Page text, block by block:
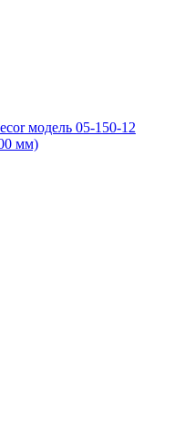
модель 05-150-12
мм)